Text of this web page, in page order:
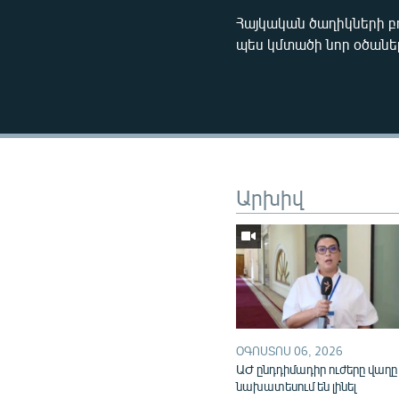
Հայկական ծաղիկների
պես կմտածի նոր
Արխիվ
ՕԳՈՍՏՈՍ 06, 2026
ԱԺ ընդդիմադիր ուժերը վաղը
նախատեսում են լինել